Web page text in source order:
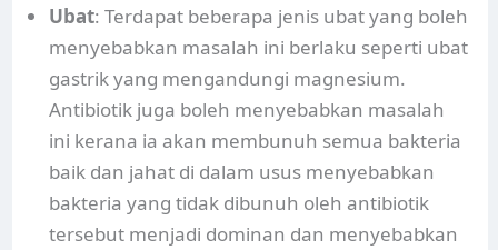
Ubat: Terdapat beberapa jenis ubat yang boleh
menyebabkan masalah ini berlaku seperti ubat
gastrik yang mengandungi magnesium.
Antibiotik juga boleh menyebabkan masalah
ini kerana ia akan membunuh semua bakteria
baik dan jahat di dalam usus menyebabkan
bakteria yang tidak dibunuh oleh antibiotik
tersebut menjadi dominan dan menyebabkan